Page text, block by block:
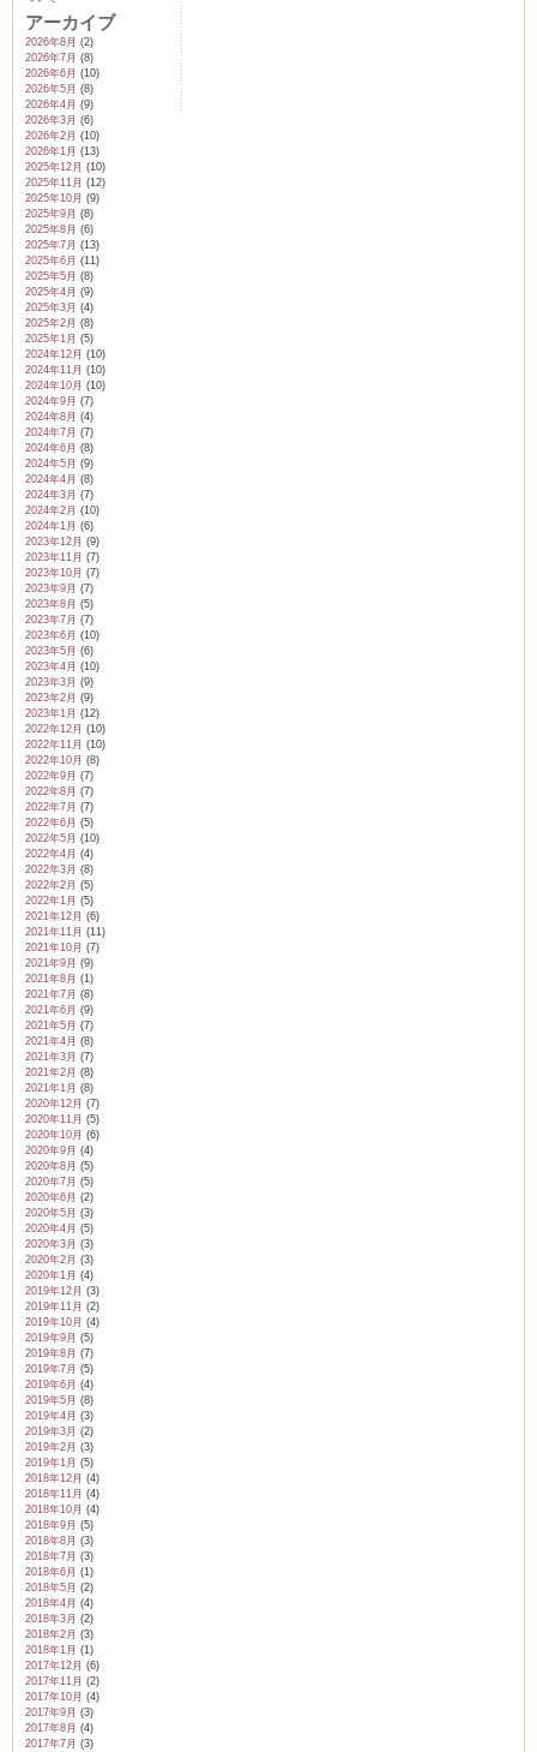
アーカイブ
2026年8月 (2)
2026年7月 (8)
2026年6月 (10)
2026年5月 (8)
2026年4月 (9)
2026年3月 (6)
2026年2月 (10)
2026年1月 (13)
2025年12月 (10)
2025年11月 (12)
2025年10月 (9)
2025年9月 (8)
2025年8月 (6)
2025年7月 (13)
2025年6月 (11)
2025年5月 (8)
2025年4月 (9)
2025年3月 (4)
2025年2月 (8)
2025年1月 (5)
2024年12月 (10)
2024年11月 (10)
2024年10月 (10)
2024年9月 (7)
2024年8月 (4)
2024年7月 (7)
2024年6月 (8)
2024年5月 (9)
2024年4月 (8)
2024年3月 (7)
2024年2月 (10)
2024年1月 (6)
2023年12月 (9)
2023年11月 (7)
2023年10月 (7)
2023年9月 (7)
2023年8月 (5)
2023年7月 (7)
2023年6月 (10)
2023年5月 (6)
2023年4月 (10)
2023年3月 (9)
2023年2月 (9)
2023年1月 (12)
2022年12月 (10)
2022年11月 (10)
2022年10月 (8)
2022年9月 (7)
2022年8月 (7)
2022年7月 (7)
2022年6月 (5)
2022年5月 (10)
2022年4月 (4)
2022年3月 (8)
2022年2月 (5)
2022年1月 (5)
2021年12月 (6)
2021年11月 (11)
2021年10月 (7)
2021年9月 (9)
2021年8月 (1)
2021年7月 (8)
2021年6月 (9)
2021年5月 (7)
2021年4月 (8)
2021年3月 (7)
2021年2月 (8)
2021年1月 (8)
2020年12月 (7)
2020年11月 (5)
2020年10月 (6)
2020年9月 (4)
2020年8月 (5)
2020年7月 (5)
2020年6月 (2)
2020年5月 (3)
2020年4月 (5)
2020年3月 (3)
2020年2月 (3)
2020年1月 (4)
2019年12月 (3)
2019年11月 (2)
2019年10月 (4)
2019年9月 (5)
2019年8月 (7)
2019年7月 (5)
2019年6月 (4)
2019年5月 (8)
2019年4月 (3)
2019年3月 (2)
2019年2月 (3)
2019年1月 (5)
2018年12月 (4)
2018年11月 (4)
2018年10月 (4)
2018年9月 (5)
2018年8月 (3)
2018年7月 (3)
2018年6月 (1)
2018年5月 (2)
2018年4月 (4)
2018年3月 (2)
2018年2月 (3)
2018年1月 (1)
2017年12月 (6)
2017年11月 (2)
2017年10月 (4)
2017年9月 (3)
2017年8月 (4)
2017年7月 (3)